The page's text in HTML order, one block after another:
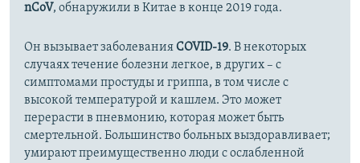
nCoV, обнаружили в Китае в конце 2019 года.
Он вызывает заболеванияCOVID-19. В некоторых
случаях течение болезни легкое, в других – с
симптомами простуды и гриппа, в том числе с
высокой температурой и кашлем. Это может
перерасти в пневмонию, которая может быть
смертельной. Большинство больных выздоравливает;
умирают преимущественно люди с ослабленной